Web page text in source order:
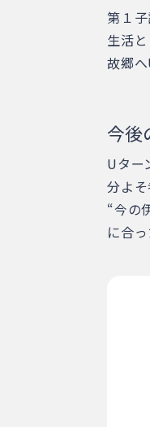
第１
生活
故郷
今後
Uター
分よ
“今の
に合